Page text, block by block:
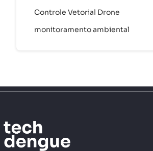
Controle Vetorial Drone
monitoramento ambiental